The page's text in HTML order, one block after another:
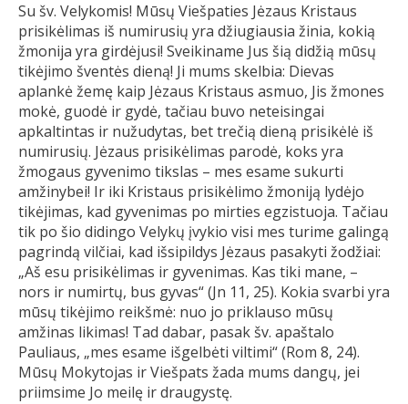
Su šv. Velykomis! Mūsų Viešpaties Jėzaus Kristaus
prisikėlimas iš numirusių yra džiugiausia žinia, kokią
žmonija yra girdėjusi! Sveikiname Jus šią didžią mūsų
tikėjimo šventės dieną! Ji mums skelbia: Dievas
aplankė žemę kaip Jėzaus Kristaus asmuo, Jis žmones
mokė, guodė ir gydė, tačiau buvo neteisingai
apkaltintas ir nužudytas, bet trečią dieną prisikėlė iš
numirusių. Jėzaus prisikėlimas parodė, koks yra
žmogaus gyvenimo tikslas – mes esame sukurti
amžinybei! Ir iki Kristaus prisikėlimo žmoniją lydėjo
tikėjimas, kad gyvenimas po mirties egzistuoja. Tačiau
tik po šio didingo Velykų įvykio visi mes turime galingą
pagrindą vilčiai, kad išsipildys Jėzaus pasakyti žodžiai:
„Aš esu prisikėlimas ir gyvenimas. Kas tiki mane, –
nors ir numirtų, bus gyvas“ (Jn 11, 25). Kokia svarbi yra
mūsų tikėjimo reikšmė: nuo jo priklauso mūsų
amžinas likimas! Tad dabar, pasak šv. apaštalo
Pauliaus, „mes esame išgelbėti viltimi“ (Rom 8, 24).
Mūsų Mokytojas ir Viešpats žada mums dangų, jei
priimsime Jo meilę ir draugystę.